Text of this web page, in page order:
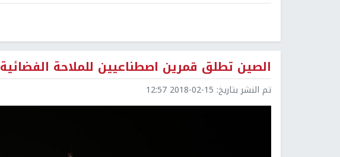
الصين تطلق قمرين اصطناعيين للملاحة الفضائية
تم النشر بتاريخ: 2018-02-15 12:57